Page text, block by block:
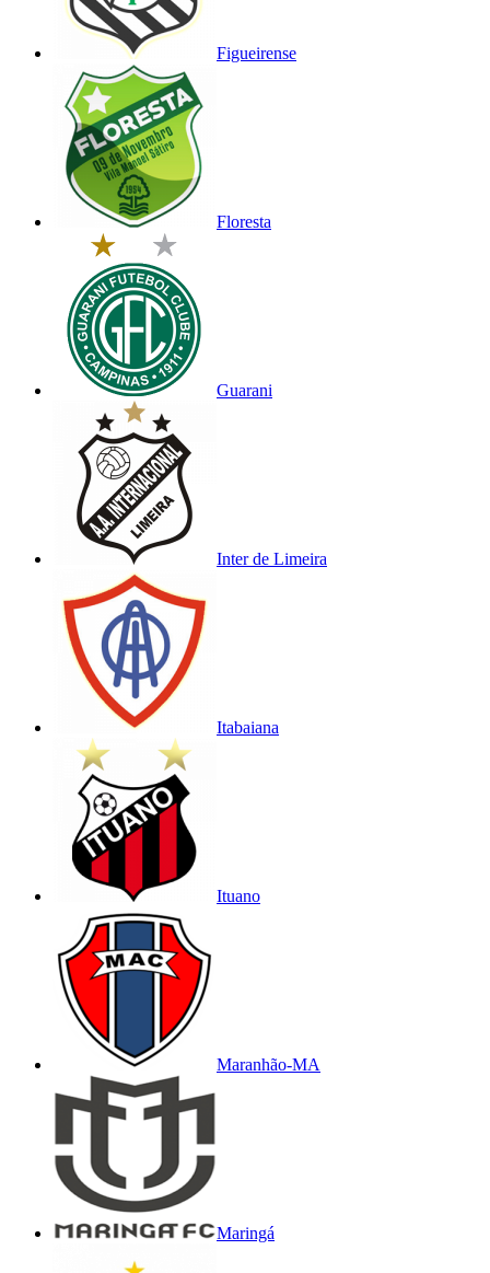
Figueirense
Floresta
Guarani
Inter de Limeira
Itabaiana
Ituano
Maranhão-MA
Maringá